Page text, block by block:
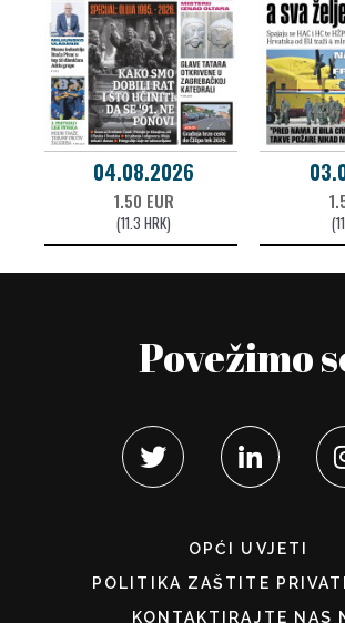
04.08.2026
1.50 EUR
(11.3 HRK)
Povežimo
OPĆI UVJETI
POLITIKA ZAŠTITE
KONTAKTIRAJTE NAS